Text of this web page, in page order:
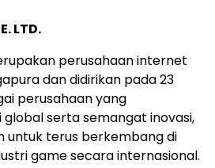
LTD.
perusahaan internet
dan didirikan pada 23
perusahaan yang
serta semangat inovasi,
untuk terus berkembang di
game secara internasional.